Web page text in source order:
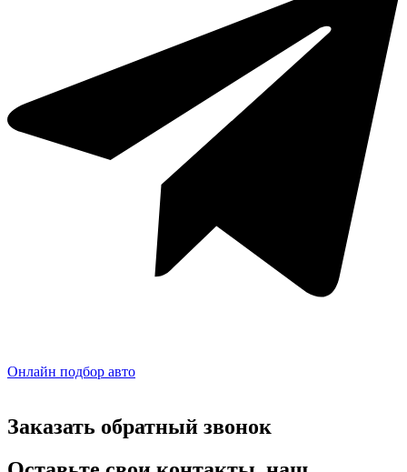
Онлайн подбор авто
Заказать обратный звонок